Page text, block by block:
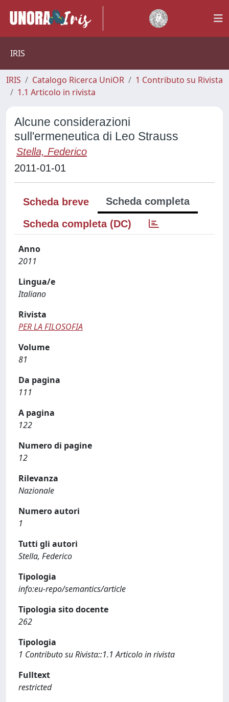
IRIS
IRIS Catalogo Ricerca UniOR
1 Contributo su Rivista
1.1 Articolo in rivista
Alcune considerazioni
sull'ermeneutica di Leo Strauss
Stella, Federico
2011-01-01
Scheda breve
Scheda completa
Scheda completa (DC)
Anno
2011
Lingua/e
Italiano
Rivista
PER LA FILOSOFIA
Volume
81
Da pagina
111
A pagina
122
Numero di pagine
12
Rilevanza
Nazionale
Numero autori
1
Tutti gli autori
Stella, Federico
Tipologia
info:eu-repo/semantics/article
Tipologia sito docente
262
Tipologia
1 Contributo su Rivista::1.1 Articolo in rivista
Fulltext
restricted